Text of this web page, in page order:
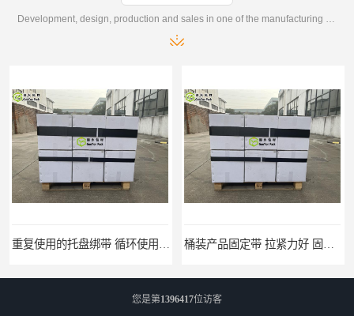
桶装产品固定带 拉紧力好 固永包材 托盘运输网兜 固永包材
您是第1396417位访客